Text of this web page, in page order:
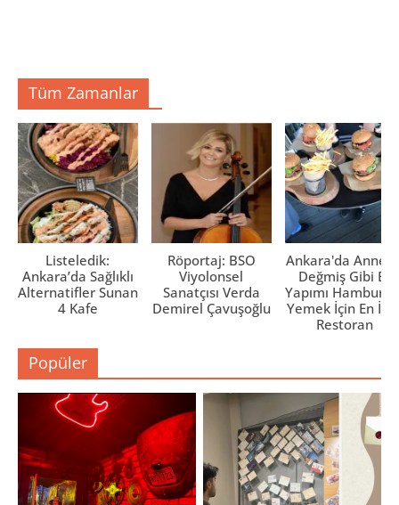
Tüm Zamanlar
Listeledik:
Ankara’da Sağlıklı
Alternatifler Sunan
4 Kafe
Röportaj: BSO
Viyolonsel
Sanatçısı Verda
Demirel Çavuşoğlu
Ankara'da Anne
Değmiş Gibi Ev
Yapımı
Yemek İçin En İyi
Restoran
Popüler